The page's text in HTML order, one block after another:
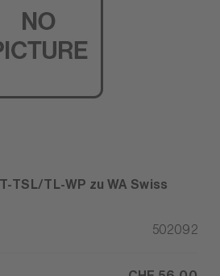
TSL/TL-WP zu WA Swiss
502092